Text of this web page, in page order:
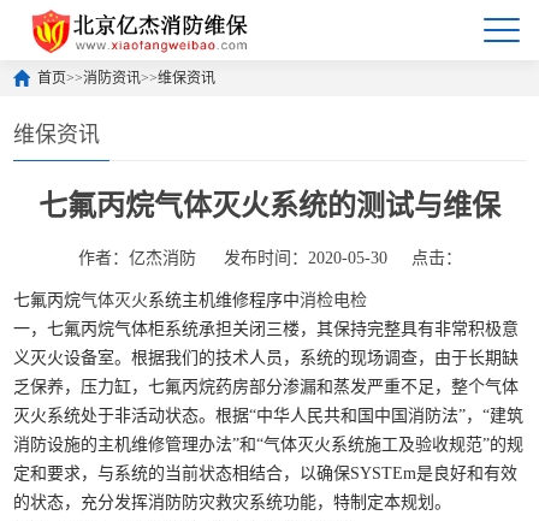
首页>>消防资讯>>维保资讯
维保资讯
七氟丙烷气体灭火系统的测试与维保
作者：亿杰消防 发布时间：2020-05-30 点击：
七氟丙烷气体灭火系统主机维修程序中消检电检
一，七氟丙烷气体柜系统承担关闭三楼，其保持完整具有非常积极意
义灭火设备室。根据我们的技术人员，系统的现场调查，由于长期缺
乏保养，压力缸，七氟丙烷药房部分渗漏和蒸发严重不足，整个气体
灭火系统处于非活动状态。根据“中华人民共和国中国消防法”，“建筑
消防设施的主机维修管理办法”和“气体灭火系统施工及验收规范”的规
定和要求，与系统的当前状态相结合，以确保SYSTEm是良好和有效
的状态，充分发挥消防防灾救灾系统功能，特制定本规划。